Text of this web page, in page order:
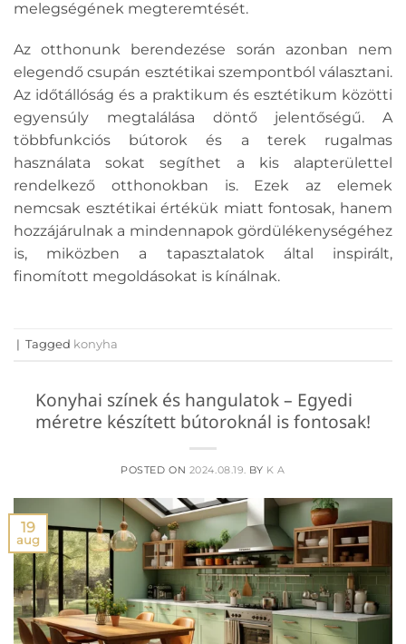
melegségének megteremtését.
Az otthonunk berendezése során azonban nem
elegendő csupán esztétikai szempontból választani.
Az időtállóság és a praktikum és esztétikum közötti
egyensúly megtalálása döntő jelentőségű. A
többfunkciós bútorok és a terek rugalmas
használata sokat segíthet a kis alapterülettel
rendelkező otthonokban is. Ezek az elemek
nemcsak esztétikai értékük miatt fontosak, hanem
hozzájárulnak a mindennapok gördülékenységéhez
is, miközben a tapasztalatok által inspirált,
finomított megoldásokat is kínálnak.
| Tagged konyha
Konyhai színek és hangulatok – Egyedi
méretre készített bútoroknál is fontosak!
POSTED ON 2024.08.19. BY K A
19
aug